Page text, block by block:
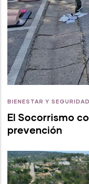
BIENESTAR Y SEGURIDAD
El Socorrismo
prevención